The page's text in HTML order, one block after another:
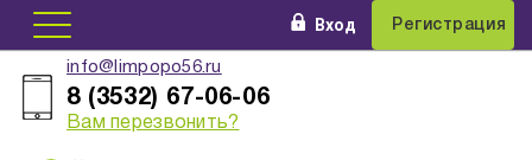
Вход Регистрация
info@limpopo56.ru
8 (3532) 67-06-06
Вам перезвонить?